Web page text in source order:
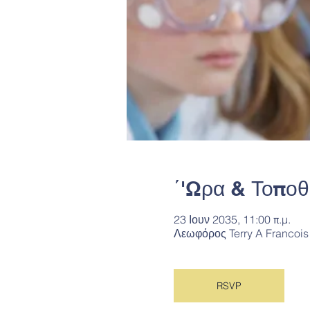
΄'Ωρα &
23 Ιουν 2035, 11:00 π.μ.
Λεωφόρος Terry A
RSVP